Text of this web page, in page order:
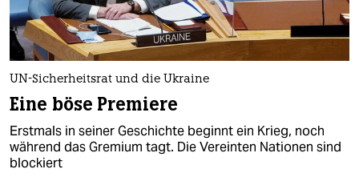
UN-Sicherheitsrat und die Ukraine
Eine böse Premiere
Erstmals in seiner Geschichte beginnt ein Krieg, noch
während das Gremium tagt. Die Vereinten Nationen sind
blockiert